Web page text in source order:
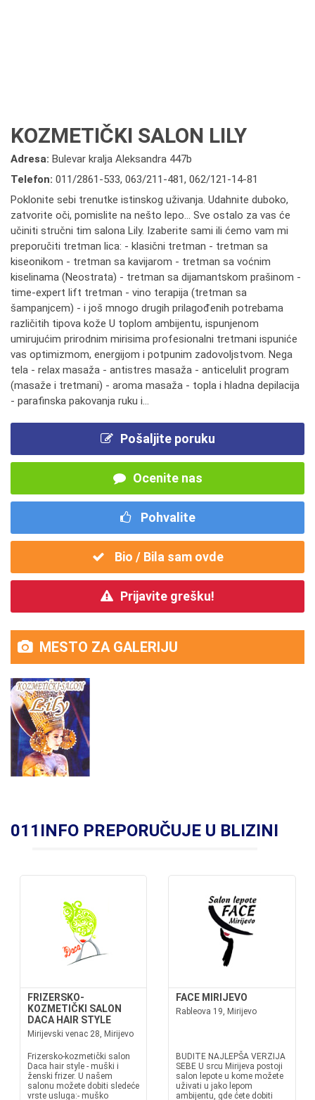
KOZMETIČKI SALON LILY
Adresa: Bulevar kralja Aleksandra 447b
Telefon: 011/2861-533, 063/211-481, 062/121-14-81
Poklonite sebi trenutke istinskog uživanja. Udahnite duboko,
zatvorite oči, pomislite na nešto lepo... Sve ostalo za vas će
učiniti stručni tim salona Lily. Izaberite sami ili ćemo vam mi
preporučiti tretman lica: - klasični tretman - tretman sa
kiseonikom - tretman sa kavijarom - tretman sa voćnim
kiselinama (Neostrata) - tretman sa dijamantskom prašinom -
time-expert lift tretman - vino terapija (tretman sa
šampanjcem) - i još mnogo drugih prilagođenih potrebama
različitih tipova kože U toplom ambijentu, ispunjenom
umirujućim prirodnim mirisima profesionalni tretmani ispuniće
vas optimizmom, energijom i potpunim zadovoljstvom. Nega
tela - relax masaža - antistres masaža - anticelulit program
(masaže i tretmani) - aroma masaža - topla i hladna depilacija
- parafinska pakovanja ruku i...
Pošaljite poruku
Ocenite nas
Pohvalite
Bio / Bila sam ovde
Prijavite grešku!
MESTO ZA GALERIJU
011INFO PREPORUČUJE U BLIZINI
FRIZERSKO-
KOZMETIČKI SALON
DACA HAIR STYLE
Mirijevski venac 28, Mirijevo
Frizersko-kozmetički salon
Daca hair style - muški i
ženski frizer. U našem
salonu možete dobiti sledeće
vrste usluga:- muško
FACE MIRIJEVO
Rableova 19, Mirijevo
BUDITE NAJLEPŠA VERZIJA
SEBE U srcu Mirijeva postoji
salon lepote u kome možete
uživati u jako lepom
ambijentu, gde ćete dobiti